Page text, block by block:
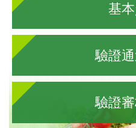
基
驗證
驗證